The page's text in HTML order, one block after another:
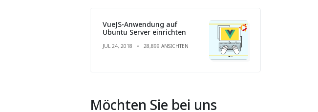
VueJS-Anwendung auf
Ubuntu Server einrichten
JUL 24, 2018 28,899 ANSICHTEN
Möchten Sie bei uns